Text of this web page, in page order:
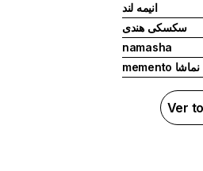
انیمه لند
سکسکی هندی
namasha
memento نماشا
Ver